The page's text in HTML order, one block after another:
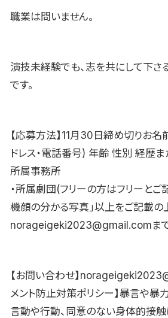
職業は問いません。
演技未経験でも、志を共にして下
です。
【応募方法】11月30日締め切りお
ドレス・電話番号) 年齢 性別 経歴
所属事務所
・所属劇団(フリーの方はフリーと
機顔の分かる写真」以上をご記載の
norageigeki2023@gmail.comまで
【お問い合わせ】
メント防止対策ポリシー】暴言や暴
言動や行動、同意のない身体的接触